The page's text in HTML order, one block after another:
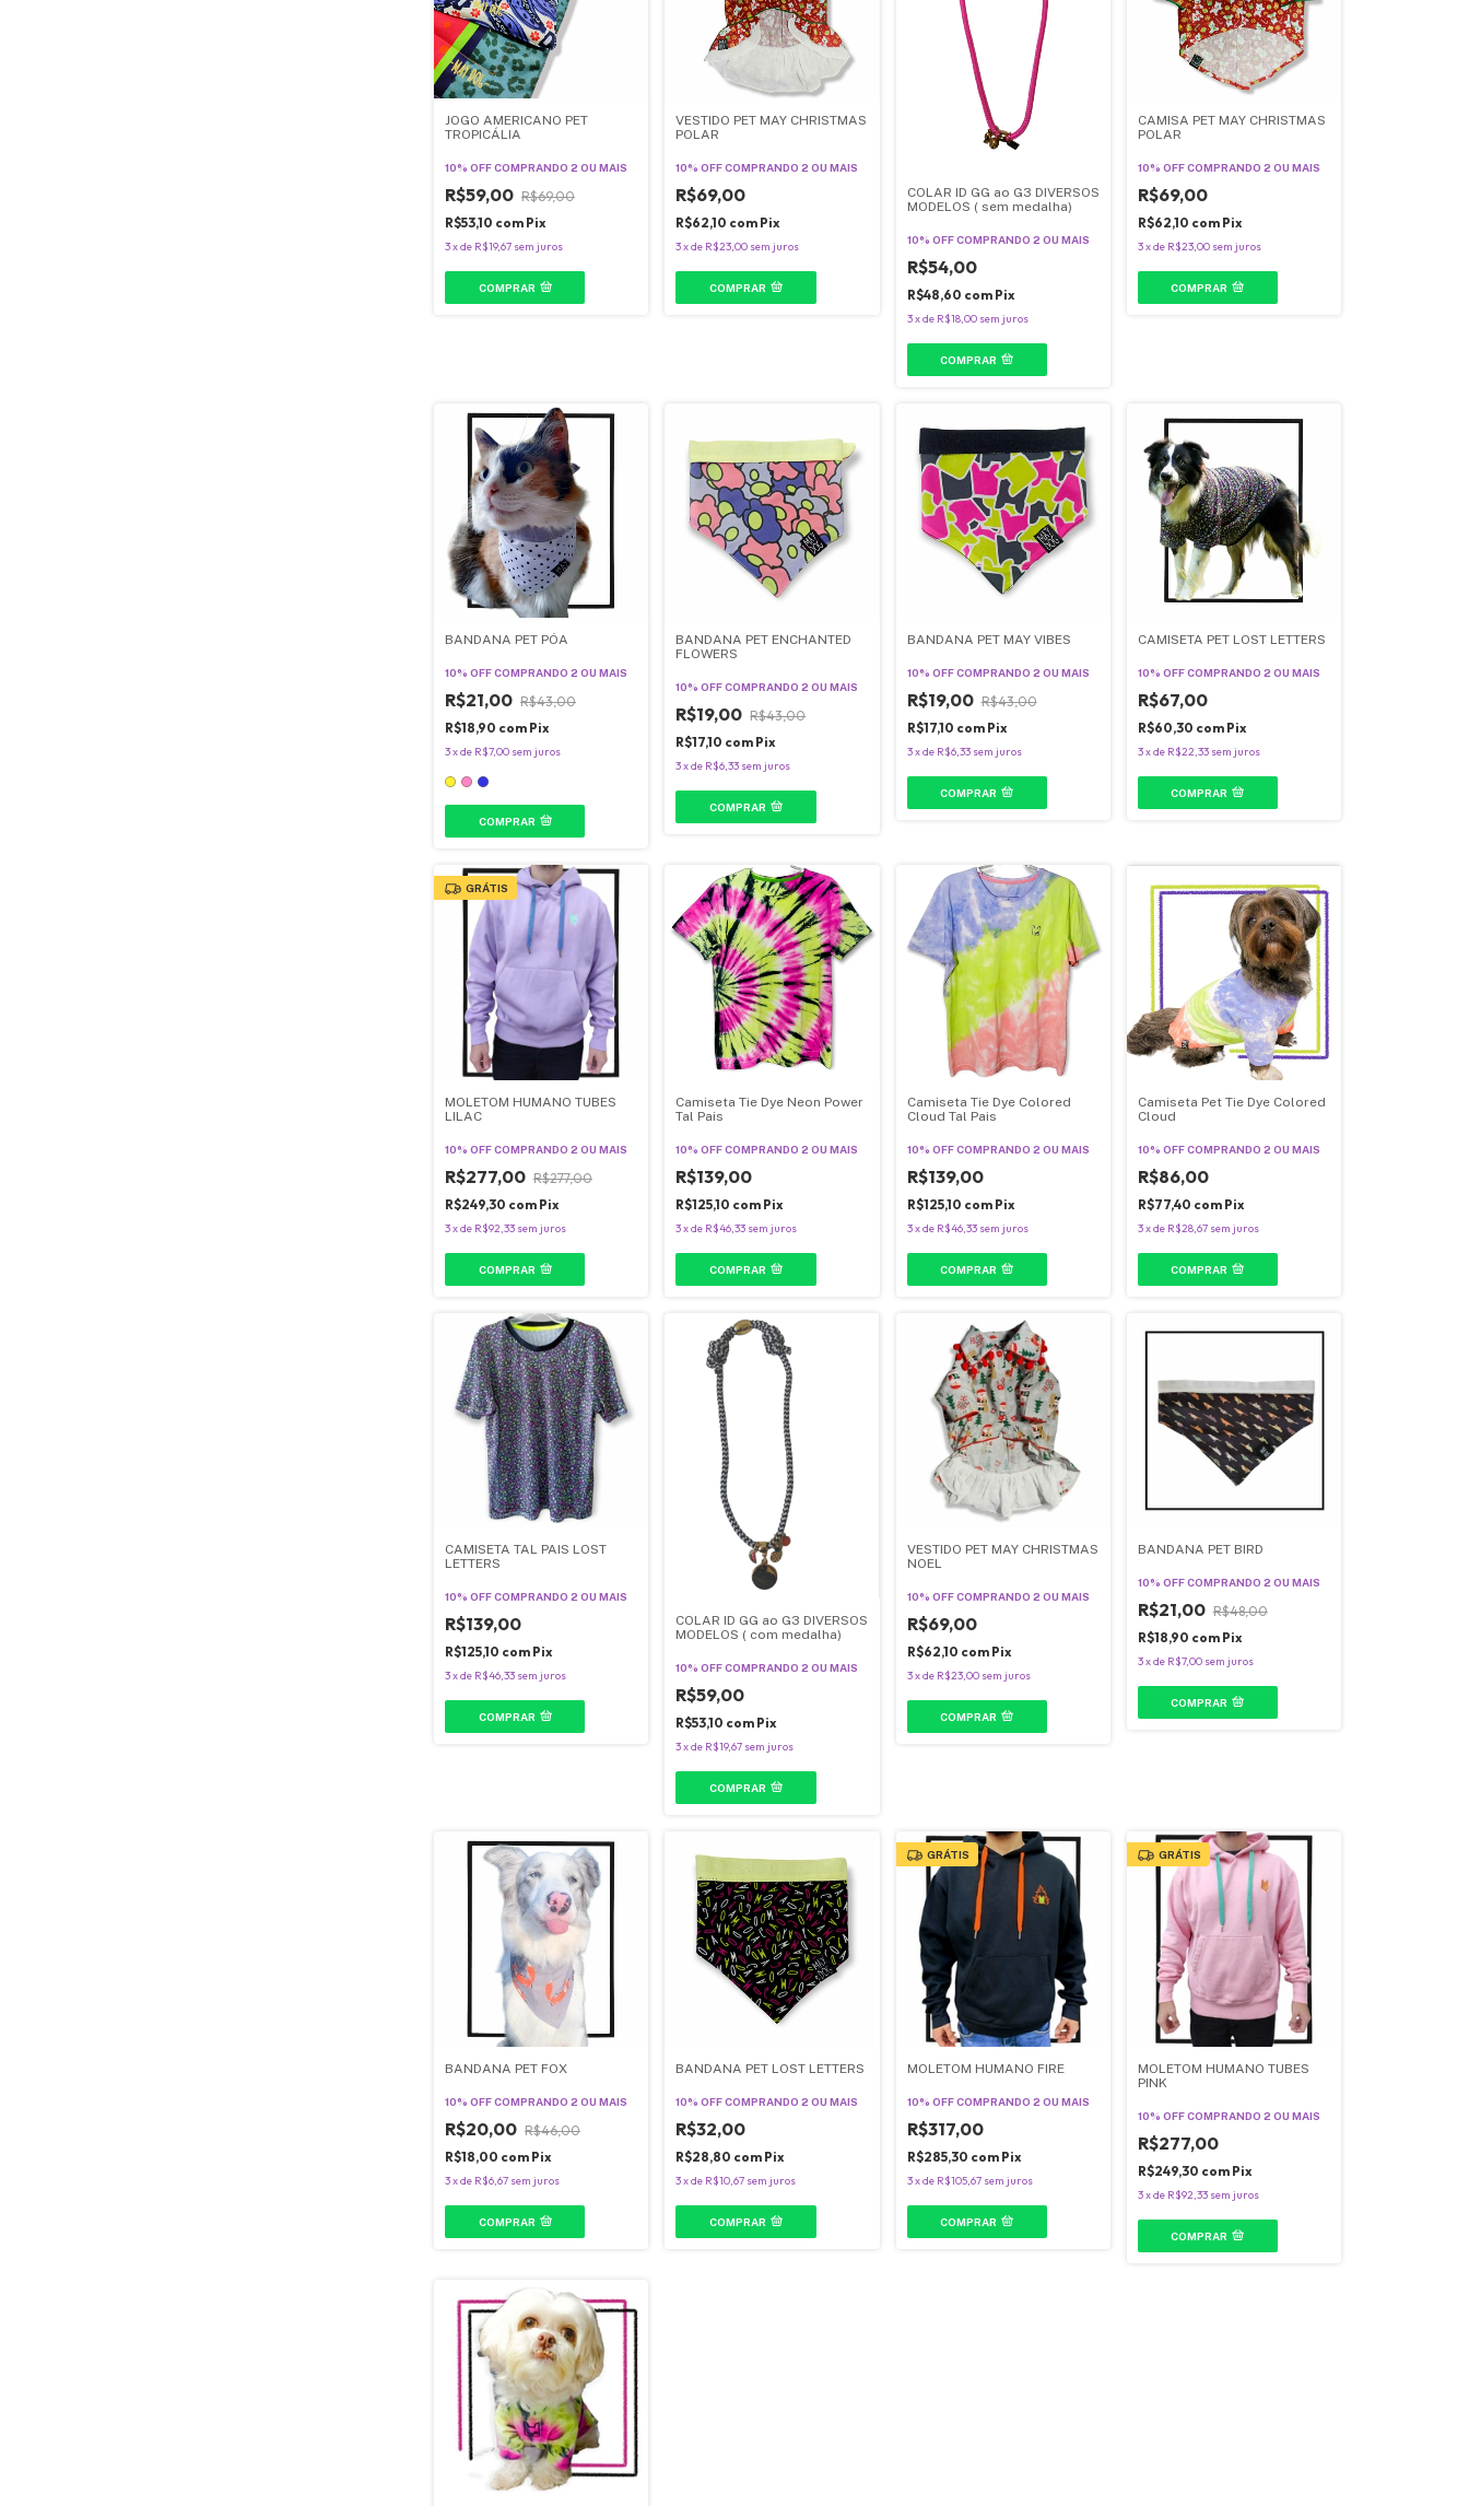
JOGO AMERICANO PET
TROPICÁLIA
10% OFFCOMPRANDO 2 OU MAIS
R$59,00 R$69,00
R$53,10 com Pix
3xde R$19,67 sem juros
COMPRAR
VESTIDO PET MAY CHRISTMAS
POLAR
10% OFFCOMPRANDO 2 OU MAIS
R$69,00
R$62,10 com Pix
3xde R$23,00 sem juros
COMPRAR
COLAR ID GG ao G3 DIVERSOS
MODELOS ( sem medalha)
10% OFF COMPRANDO 2 OU MAIS
R$54,00
R$48,60 com Pix
3xde R$18,00 sem juros
COMPRAR
CAMISA PET MAY CHRISTMAS
POLAR
10% OFFCOMPRANDO 2 OU MAIS
R$69,00
R$62,10 com Pix
3xde R$23,00 sem juros
COMPRAR
BANDANA PET PÓA
10% OFFCOMPRANDO 2 OU MAIS
R$21,00 R$43,00
R$18,90 com Pix
3xde R$7,00 sem juros
COMPRAR
BANDANA PET ENCHANTED
FLOWERS
10% OFFCOMPRANDO 2 OU MAIS
R$19,00 R$43,00
R$17,10 com Pix
3xde R$6,33 sem juros
COMPRAR
BANDANA PET MAY VIBES
10% OFF COMPRANDO 2 OU MAIS
R$19,00 R$43,00
R$17,10 com Pix
3xde R$6,33 sem juros
COMPRAR
CAMISETA PET LOST LETTERS
10% OFFCOMPRANDO 2 OU MAIS
R$67,00
R$60,30 com Pix
3xde R$22,33 sem juros
COMPRAR
GRÁTIS
MOLETOM HUMANO TUBES
LILAC
10% OFFCOMPRANDO 2 OU MAIS
R$277,00 R$277,00
R$249,30 com Pix
3xde R$92,33 sem juros
COMPRAR
Camiseta Tie Dye Neon Power
Tal Pais
10% OFFCOMPRANDO 2 OU MAIS
R$139,00
R$125,10 com Pix
3xde R$46,33 sem juros
COMPRAR
Camiseta Tie Dye Colored
Cloud Tal Pais
10% OFF COMPRANDO 2 OU MAIS
R$139,00
R$125,10 com Pix
3xde R$46,33 sem juros
COMPRAR
Camiseta Pet Tie Dye Colored
Cloud
10% OFFCOMPRANDO 2 OU MAIS
R$86,00
R$77,40 com Pix
3xde R$28,67 sem juros
COMPRAR
CAMISETA TAL PAIS LOST
LETTERS
10% OFFCOMPRANDO 2 OU MAIS
R$139,00
R$125,10 com Pix
3xde R$46,33 sem juros
COMPRAR
COLAR ID GG ao G3 DIVERSOS
MODELOS ( com medalha)
10% OFFCOMPRANDO 2 OU MAIS
R$59,00
R$53,10 com Pix
3xde R$19,67 sem juros
COMPRAR
VESTIDO PET MAY CHRISTMAS
NOEL
10% OFF COMPRANDO 2 OU MAIS
R$69,00
R$62,10 com Pix
3xde R$23,00 sem juros
COMPRAR
BANDANA PET BIRD
10% OFFCOMPRANDO 2 OU MAIS
R$21,00 R$48,00
R$18,90 com Pix
3xde R$7,00 sem juros
COMPRAR
BANDANA PET FOX
10% OFFCOMPRANDO 2 OU MAIS
R$20,00 R$46,00
R$18,00 com Pix
3xde R$6,67 sem juros
COMPRAR
BANDANA PET LOST LETTERS
10% OFFCOMPRANDO 2 OU MAIS
R$32,00
R$28,80 com Pix
3xde R$10,67 sem juros
COMPRAR
GRÁTIS
MOLETOM HUMANO FIRE
10% OFF COMPRANDO 2 OU MAIS
R$317,00
R$285,30 com Pix
3xde R$105,67 sem juros
COMPRAR
GRÁTIS
MOLETOM HUMANO TUBES
PINK
10% OFFCOMPRANDO 2 OU MAIS
R$277,00
R$249,30 com Pix
3xde R$92,33 sem juros
COMPRAR